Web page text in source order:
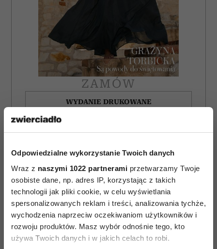
Odpowiedzialne wykorzystanie Twoich danych
Wraz z naszymi 1022 partnerami przetwarzamy Twoje
osobiste dane, np. adres IP, korzystając z takich
technologii jak pliki cookie, w celu wyświetlania
spersonalizowanych reklam i treści, analizowania tychże,
wychodzenia naprzeciw oczekiwaniom użytkowników i
rozwoju produktów. Masz wybór odnośnie tego, kto
używa Twoich danych i w jakich celach to robi.
ZAMÓW
WYDANIE DRUKOWANE